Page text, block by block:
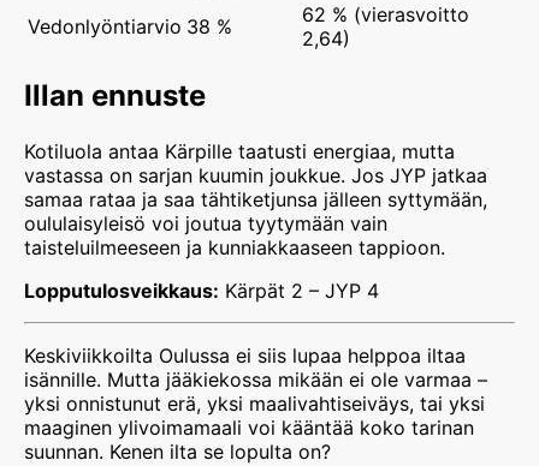
Vedonlyöntiarvio 38 %
62 % (vierasvoitto
2,64)
Illan ennuste
Kotiluola antaa Kärpille taatusti energiaa, mutta
vastassa on sarjan kuumin joukkue. Jos JYP jatkaa
samaa rataa ja saa tähtiketjunsa jälleen syttymään,
oululaisyleisö voi joutua tyytymään vain
taisteluilmeeseen ja kunniakkaaseen tappioon.
Lopputulosveikkaus: Kärpät 2 – JYP 4
Keskiviikkoilta Oulussa ei siis lupaa helppoa iltaa
isännille. Mutta jääkiekossa mikään ei ole varmaa –
yksi onnistunut erä, yksi maalivahtiseiväys, tai yksi
maaginen ylivoimamaali voi kääntää koko tarinan
suunnan. Kenen ilta se lopulta on?